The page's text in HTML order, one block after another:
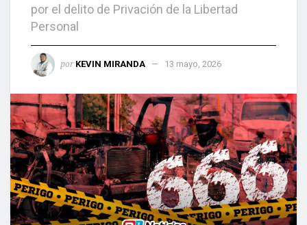
por el delito de Privación de la Libertad
Personal
por KEVIN MIRANDA 13 mayo, 2026